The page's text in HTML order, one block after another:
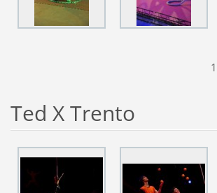
1
Ted X Trento